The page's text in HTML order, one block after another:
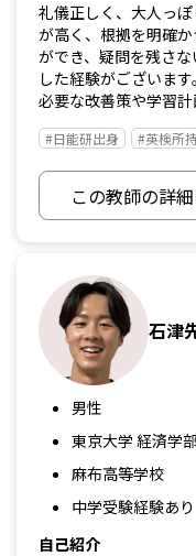
礼儀正しく、大人っ
が高く、根拠を明確
ができ、疑問を残さ
した経験がございま
必要な改善策や学習計
#日能研出身 #英検所
この教師の詳
石津
男性
東京大学 経済学部
麻布高等学校
中学受験経験あり
自己紹介